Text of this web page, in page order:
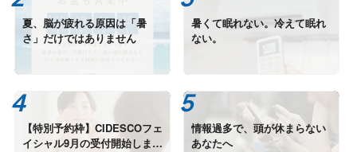
夏、脳が疲れる原因は「暑
さ」だけではありません
暑くて眠れない。冷えて眠れ
ない。
【特別予約枠】CIDESCOフェ
イシャル9月の受付開始しまし
情報過多で、頭が休まらない
あなたへ